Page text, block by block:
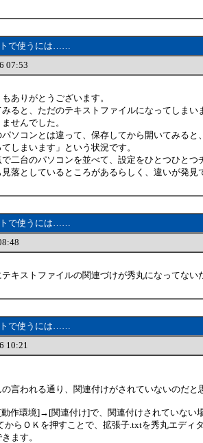
トで使うには……
07:53
ありがとうございます。
みると、ただのテキストファイルになってしまい
せんでした。
パソコンとは違って、保存してから開いてみる
しまいます」という状況です。
二台のパソコンを並べて、設定をひとつひとつ
見落としているところがあるらしく、違いが発
トで使うには……
テキストファイルの関連づけが秀丸になってない
トで使うには……
10:21
言われる通り、関連付けがされていないのだと
作環境]→[関連付け]で、関連付けされていない
からＯＫを押すことで、拡張子.txtを秀丸エディ
ます。